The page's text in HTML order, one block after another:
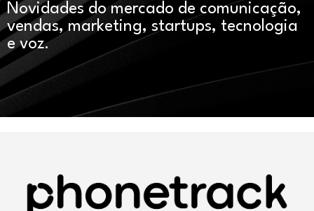
Novidades do mercado de comunicação,
vendas, marketing, startups, tecnologia
e voz.